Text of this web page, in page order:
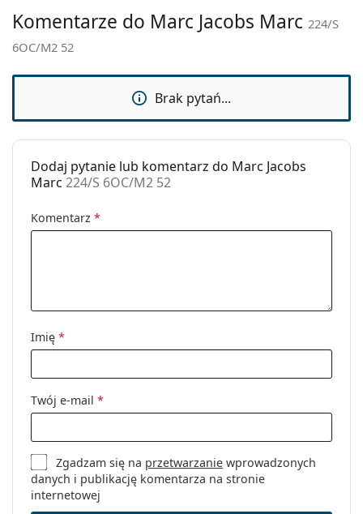
Marka:
Marc Jacobs
Zastosowanie:
Kod:
224/S 6OC/M2 52
Komentarze do Marc Jacobs Marc 224/S
6OC/M2 52
Brak pytań...
Dodaj pytanie lub komentarz do Marc Jacobs
Marc 224/S 6OC/M2 52
Komentarz *
Imię *
Twój e-mail *
Zgadzam się na przetwarzanie wprowadzonych
danych i publikację komentarza na stronie
internetowej